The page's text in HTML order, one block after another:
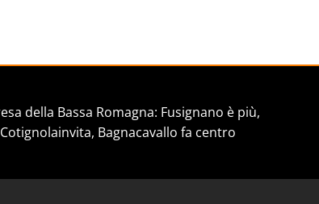
della Bassa Romagna: Fusignano è più,
Bagnacavallo fa centro